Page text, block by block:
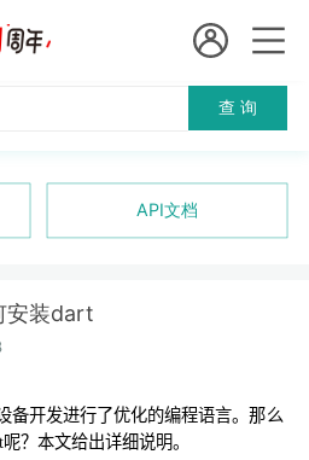
退出
查 询
API文档
安装dart
备开发进行了优化的编程语言。那么
呢？本文给出详细说明。